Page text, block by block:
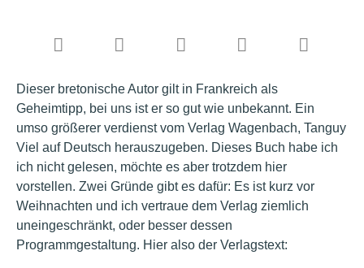
Dieser bretonische Autor gilt in Frankreich als
Geheimtipp, bei uns ist er so gut wie unbekannt. Ein
umso größerer verdienst vom Verlag Wagenbach, Tanguy
Viel auf Deutsch herauszugeben. Dieses Buch habe ich
ich nicht gelesen, möchte es aber trotzdem hier
vorstellen. Zwei Gründe gibt es dafür: Es ist kurz vor
Weihnachten und ich vertraue dem Verlag ziemlich
uneingeschränkt, oder besser dessen
Programmgestaltung. Hier also der Verlagstext: